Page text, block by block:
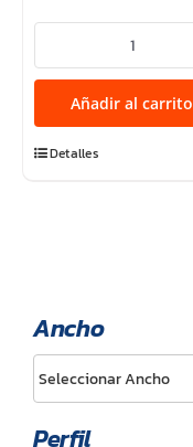
12PR
CL31
97/95P
TL3C
cantidad
Añadir al carrito
Detalles
Ancho
Perfil